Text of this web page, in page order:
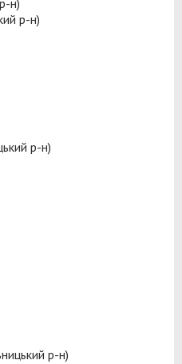
н)
р-н)
р-н)
р-н)